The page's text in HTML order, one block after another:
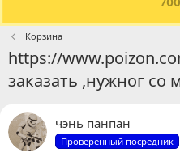
Корзина
https://
заказать ,нужног со
чэнь панпан
Проверенный посредник